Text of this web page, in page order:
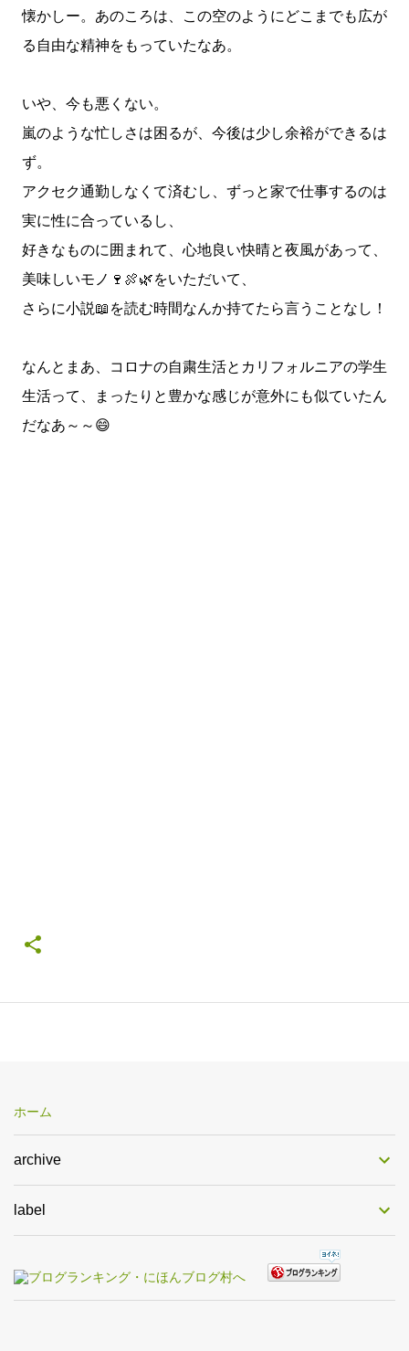
懐かしー。あのころは、この空のようにどこまでも広が
る自由な精神をもっていたなあ。
いや、今も悪くない。
嵐のような忙しさは困るが、今後は少し余裕ができるは
ず。
アクセク通勤しなくて済むし、ずっと家で仕事するのは
実に性に合っているし、
好きなものに囲まれて、心地良い快晴と夜風があって、
美味しいモノ🍷🍖🌿をいただいて、
さらに小説📖を読む時間なんか持てたら言うことなし！
なんとまあ、コロナの自粛生活とカリフォルニアの学生
生活って、まったりと豊かな感じが意外にも似ていたん
だなあ～～😄
ホーム
archive
label